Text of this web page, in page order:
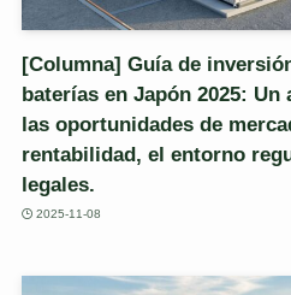
[Columna] Guía de
baterías en Japón 2025:
las oportunidades de
rentabilidad, el entorno
legales.
2025-11-08